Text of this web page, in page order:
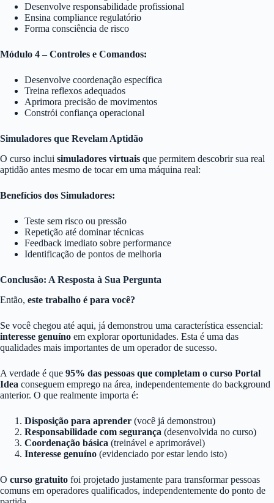
Desenvolve responsabilidade profissional
Ensina compliance regulatório
Forma consciência de risco
Módulo 4 – Controles e Comandos:
Desenvolve coordenação específica
Treina reflexos adequados
Aprimora precisão de movimentos
Constrói confiança operacional
Simuladores que Revelam Aptidão
O curso inclui simuladores virtuais que permitem descobrir sua real
aptidão antes mesmo de tocar em uma máquina real:
Benefícios dos Simuladores:
Teste sem risco ou pressão
Repetição até dominar técnicas
Feedback imediato sobre performance
Identificação de pontos de melhoria
Conclusão: A Resposta à Sua Pergunta
Então, este trabalho é para você?
Se você chegou até aqui, já demonstrou uma característica essencial:
interesse genuíno em explorar oportunidades. Esta é uma das
qualidades mais importantes de um operador de sucesso.
A verdade é que 95% das pessoas que completam o curso Portal
Idea conseguem emprego na área, independentemente do background
anterior. O que realmente importa é:
Disposição para aprender (você já demonstrou)
Responsabilidade com segurança (desenvolvida no curso)
Coordenação básica (treinável e aprimorável)
Interesse genuíno (evidenciado por estar lendo isto)
O curso gratuito foi projetado justamente para transformar pessoas
comuns em operadores qualificados, independentemente do ponto de